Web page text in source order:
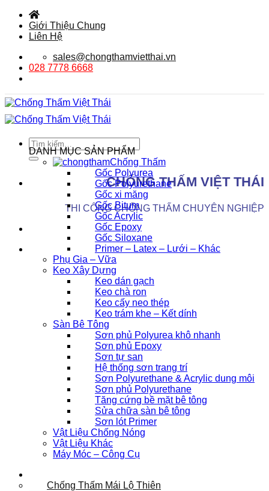
qua
Giới Thiệu Chung
Liên Hệ
sales@chongthamvietthai.vn
028 7778 6668
Tìm
kiếm:
CHỐNG THẤM VIỆT THÁI
THI CÔNG CHỐNG THẤM CHUYÊN NGHIỆP
DANH MỤC SẢN PHẨM
Chống Thấm
Gốc Polyurea
Gốc Polyurethane
Gốc xi măng
Gốc Bitum
Gốc Acrylic
Gốc Epoxy
Gốc Siloxane
Primer – Latex – Lưới – Khác
Phụ Gia – Vữa
Keo Xây Dựng
Keo dán gạch
Keo chà ron
Keo cấy neo thép
Keo trám khe – Kết dính
Sàn Bê Tông
Sơn phủ Polyurea khô nhanh
Sơn phủ Epoxy
Sơn tự san
Hệ thống sơn trang trí
Sơn Polyurethane & Acrylic dung môi
Sơn phủ Polyurethane
Tăng cứng bề mặt bê tông
Sửa chữa sàn bê tông
Sơn lót Primer
Vật Liệu Chống Nóng
Vật Liệu Khác
Máy Móc – Công Cụ
Chống Thấm Mái Lộ Thiên